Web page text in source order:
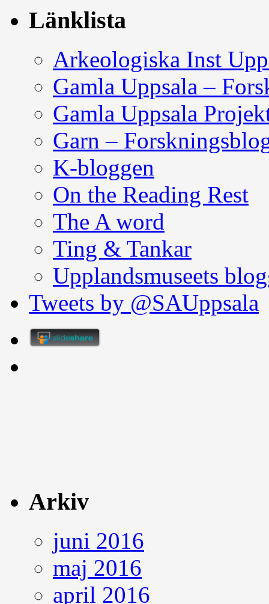
Länklista
Arkeologiska Inst
Gamla Uppsala –
Gamla Uppsala
Garn –
K-bloggen
On the Reading Rest
The A word
Ting & Tankar
Upplandsmuseets
Tweets by @SAUppsala
Arkiv
juni 2016
maj 2016
april 2016